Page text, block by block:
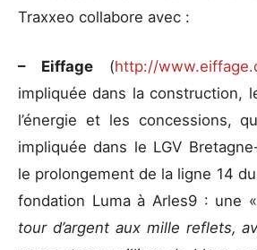
Traxxeo collabore avec :
– Eiffage (http://
impliquée dans la construction,
l’énergie et les concessions,
impliquée dans le LGV
le prolongement de la ligne 14
fondation Luma à Arles9 : une «
tour d’argent aux mille reflets,